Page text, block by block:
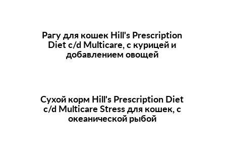
Рагу для кошек Hill's Prescription
Dietc/d Multicare, с курицей и
добавлением овощей
Сухой корм Hill's Prescription Diet
c/d Multicare Stress для кошек, с
океанической рыбой